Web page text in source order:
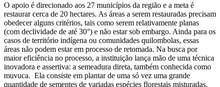
O apoio é direcionado aos 27 municípios da região e a meta é
restaurar cerca de 20 hectares. As áreas a serem restauradas precisam
obedecer alguns critérios, tais como serem relativamente planas
(com declividade de até 30°) e não estar sob embargo. Ainda para os
casos de território indígena ou comunidades quilombolas, essas
áreas não podem estar em processo de retomada. Na busca por
maior eficiência no processo, a instituição lança mão de uma técnica
inovadora e assertiva: a semeadura direta, também conhecida como
muvuca. Ela consiste em plantar de uma só vez uma grande
quantidade de sementes de variadas espécies florestais misturadas.